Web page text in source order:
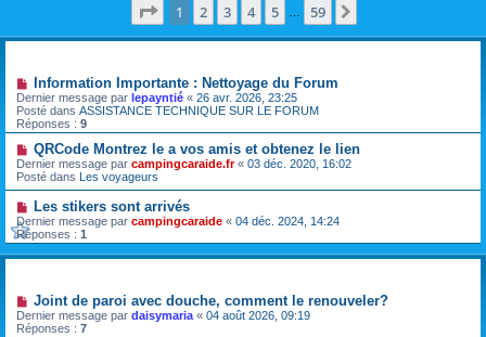
Page 1sur59
1 2 3 4 5 59
Information Importante : Nettoyage du Forum
Dernier message par lepayntié « 26 avr. 2026, 23:25
Posté dans ASSISTANCE TECHNIQUE SUR LE FORUM
Réponses : 9
QRCode Montrez le a vos amis et obtenez le lien
Dernier message par campingcaraide.fr« 03 déc. 2020, 16:02
Posté dans Les voyageurs
Les stikers sont arrivés
Dernier message par campingcaraide « 04 déc. 2024, 14:24
Réponses : 1
Joint de paroi avec douche, comment le renouveler?
Dernier message par daisymaria « 04 août 2026, 09:19
Réponses : 7